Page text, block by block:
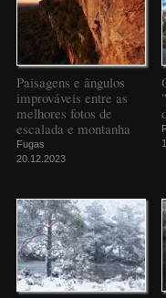
Paisagens e ângulos
improváveis entre as
melhores fotos de
escalada e montanha
Fugas
20.12.2023